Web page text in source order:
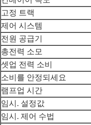
고정 트랙
제어 시스템
전원 공급기
총전력 소모
셋업 전력 소비
소비를 안정되세요
램프업 시간
임시. 설정값
임시. 제어 수법